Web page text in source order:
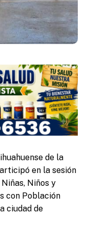
de la
en la sesión
Niños y
con Población
ciudad de